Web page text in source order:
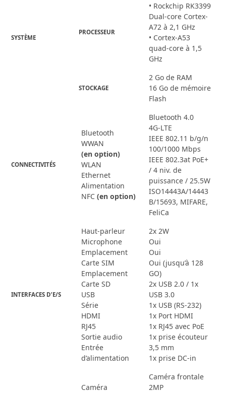
SYSTÈME
PROCESSEUR
• Rockchip RK3399
Dual-core Cortex-
A72 à 2,1 GHz
• Cortex-A53
quad-core à 1,5
GHz
STOCKAGE
2 Go de RAM
16 Go de mémoire
Flash
CONNECTIVITÉS
Bluetooth
WWAN
(en option)
WLAN
Ethernet
Alimentation
NFC(en option)
Bluetooth 4.0
4G-LTE
IEEE 802.11 b/g/n
100/1000 Mbps
IEEE 802.3at PoE+
/ 4 niv. de
puissance / 25.5W
ISO14443A/14443
B/15693, MIFARE,
FeliCa
INTERFACES D’E/S
Haut-parleur
Microphone
Emplacement
Carte SIM
Emplacement
Carte SD
USB
Série
HDMI
RJ45
Sortie audio
Entrée
d’alimentation
2x 2W
Oui
Oui
Oui (jusqu’à 128
GO)
2x USB 2.0 / 1x
USB 3.0
1x USB (RS-232)
1x Port HDMI
1x RJ45 avec PoE
1x prise écouteur
3,5 mm
1x prise DC-in
Caméra
Caméra frontale
2MP